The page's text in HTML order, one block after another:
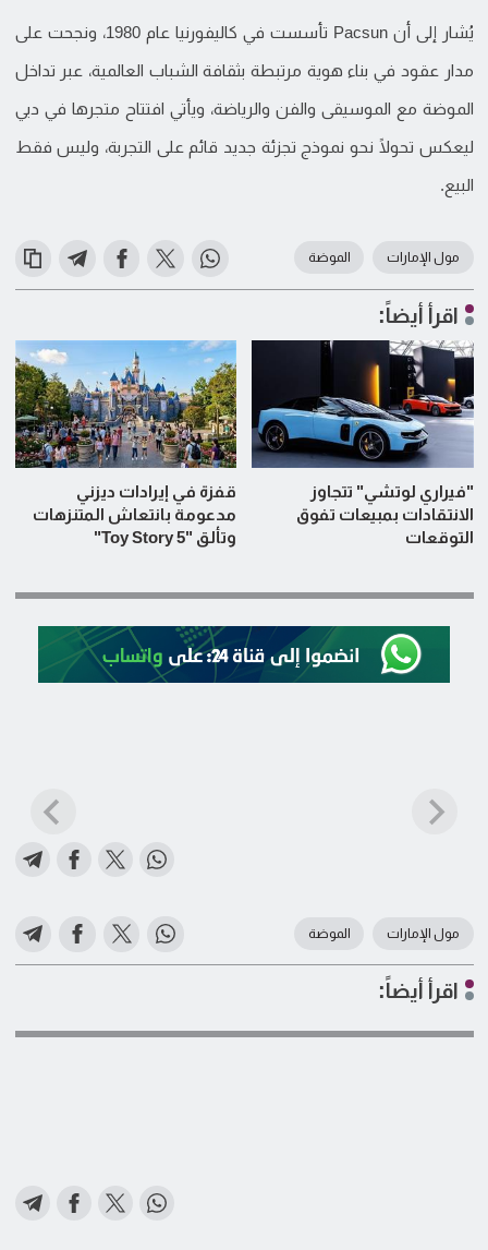
يُشار إلى أن Pacsun تأسست في كاليفورنيا عام 1980، ونجحت على
مدار عقود في بناء هوية مرتبطة بثقافة الشباب العالمية، عبر تداخل
الموضة مع الموسيقى والفن والرياضة، ويأتي افتتاح متجرها في دبي
ليعكس تحولًا نحو نموذج تجزئة جديد قائم على التجربة، وليس فقط
البيع.
مول الإمارات الموضة
اقرأ أيضاً:
"فيراري لوتشي" تتجاوز
الانتقادات بمبيعات تفوق
التوقعات
قفزة في إيرادات ديزني
مدعومة بانتعاش المتنزهات
وتألق "Toy Story 5"
مول الإمارات الموضة
اقرأ أيضاً: